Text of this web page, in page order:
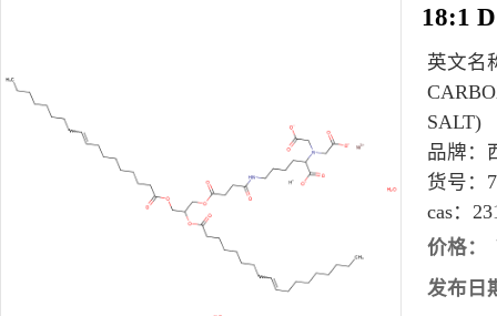
18:1
英文名
SALT)
品牌：
货号：
cas：
价格：
发布日